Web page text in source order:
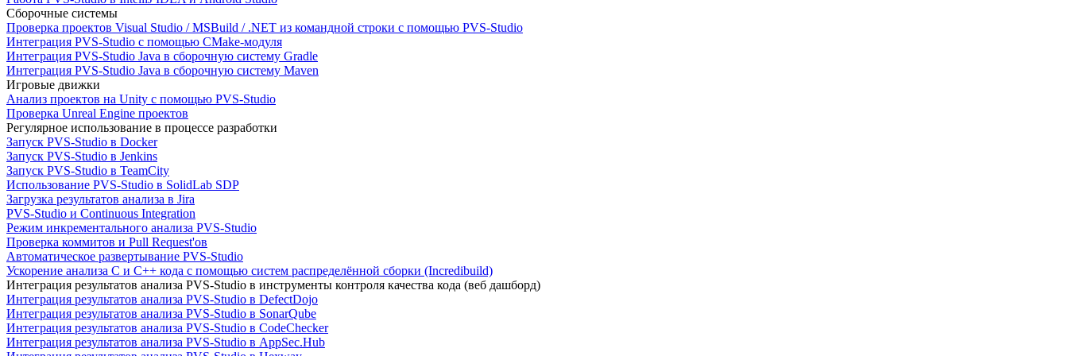
Сборочные системы
Проверка проектов Visual Studio / MSBuild / .NET из командной строки с помощью PVS-Studio
Интеграция PVS-Studio с помощью CMake-модуля
Интеграция PVS-Studio Java в сборочную систему Gradle
Интеграция PVS-Studio Java в сборочную систему Maven
Игровые движки
Анализ проектов на Unity с помощью PVS-Studio
Проверка Unreal Engine проектов
Регулярное использование в процессе разработки
Запуск PVS-Studio в Docker
Запуск PVS-Studio в Jenkins
Запуск PVS-Studio в TeamCity
Использование PVS-Studio в SolidLab SDP
Загрузка результатов анализа в Jira
PVS-Studio и Continuous Integration
Режим инкрементального анализа PVS-Studio
Проверка коммитов и Pull Request'ов
Автоматическое развертывание PVS-Studio
Ускорение анализа C и C++ кода с помощью систем распределённой сборки (Incredibuild)
Интеграция результатов анализа PVS-Studio в инструменты контроля качества кода (веб дашборд)
Интеграция результатов анализа PVS-Studio в DefectDojo
Интеграция результатов анализа PVS-Studio в SonarQube
Интеграция результатов анализа PVS-Studio в CodeChecker
Интеграция результатов анализа PVS-Studio в AppSec.Hub